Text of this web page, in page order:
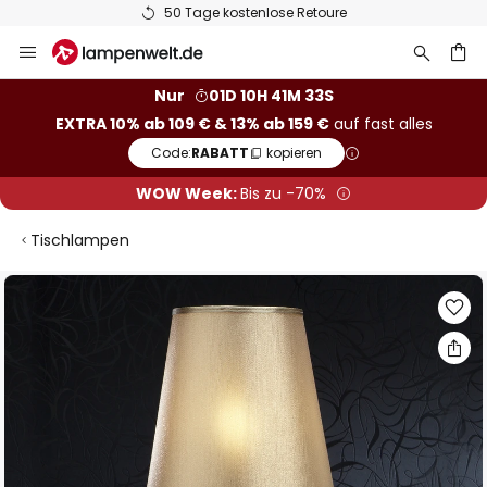
50 Tage kostenlose Retoure
Inhalt
Nur
01D 10H 41M 32S
EXTRA 10% ab 109 € & 13% ab 159 €auf fast alles
Code:RABATT kopieren
WOW Week:Bis zu -70%
Tischlampen
Zum